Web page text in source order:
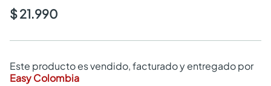
$ 21.990
Este producto es vendido, facturado y entregado por
Easy Colombia